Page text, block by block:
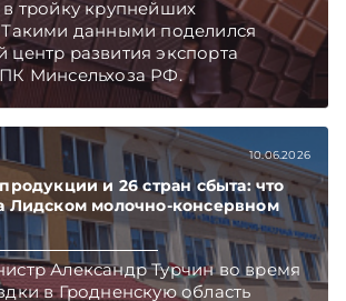
тройку крупнейших
данными поделился
развития экспорта
Минсельхоза РФ.
на Telegram‑канал и Viber.
TelegramViber
10.06.2026
и 26 стран сбыта: что
Лидском молочно-консервном
Александр Турчин во время
в Гродненскую область